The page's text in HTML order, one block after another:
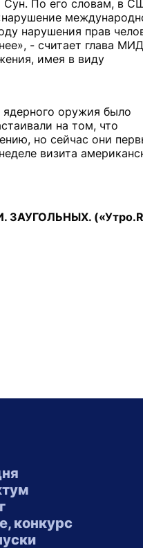
Сун. По его словам, в
нарушения прав
- считает глава МИД
имея в виду
оружия было
на том, что
но сейчас они
визита
ЗАУГОЛЬНЫХ.
конкурс